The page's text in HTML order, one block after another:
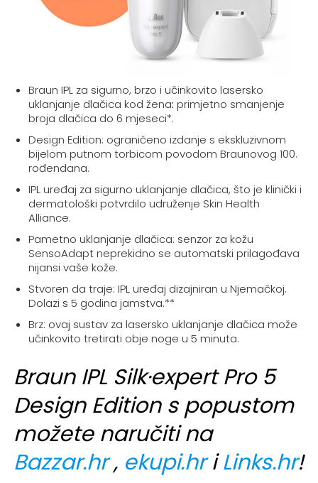
Braun IPL za sigurno, brzo i učinkovito lasersko
uklanjanje dlačica kod žena: primjetno smanjenje
broja dlačica do 6 mjeseci*.
Design Edition: ograničeno izdanje s ekskluzivnom
bijelom putnom torbicom povodom Braunovog 100.
rođendana.
IPL uređaj za sigurno uklanjanje dlačica, što je klinički i
dermatološki potvrdilo udruženje Skin Health
Alliance.
Pametno uklanjanje dlačica: senzor za kožu
SensoAdapt neprekidno se automatski prilagođava
nijansi vaše kože.
Stvoren da traje: IPL uređaj dizajniran u Njemačkoj.
Dolazi s 5 godina jamstva.**
Brz: ovaj sustav za lasersko uklanjanje dlačica može
učinkovito tretirati obje noge u 5 minuta.
Braun IPL Silk·expert Pro 5
Design Edition s popustom
možete naručiti na
Bazzar.hr, ekupi.hr iLinks.hr!